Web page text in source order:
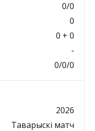
0/0
0
0 + 0
-
0/0/0
2026
Таварыскі матч